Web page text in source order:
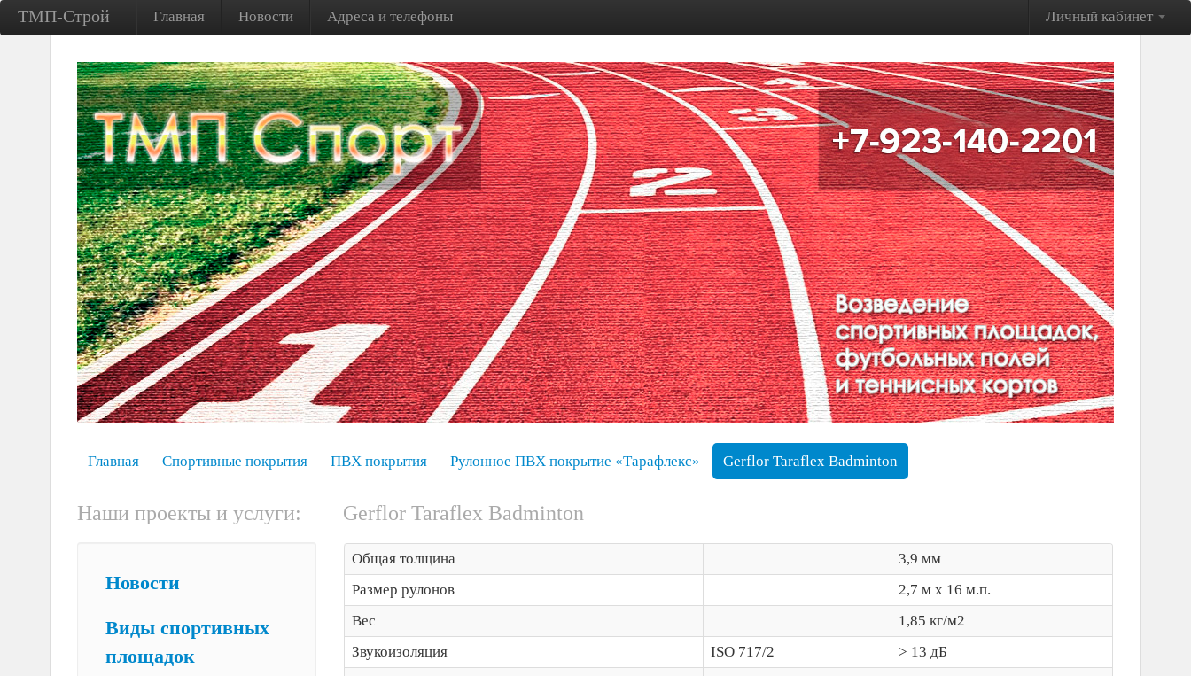
ТМП-Строй Главная Новости Адреса и телефоны Личный кабинет
Главная Спортивные покрытия ПВХ покрытия Рулонное ПВХ покрытие «Тарафлекс» Gerflor Taraflex Badminton
Наши проекты и услуги:
Новости
Виды спортивных
площадок
Gerflor Taraflex Badminton
Общая толщина
3,9 мм
Размер рулонов
2,7 м x 16 м.п.
Вес
1,85 кг/м2
Звукоизоляция
ISO 717/2
> 13 дБ